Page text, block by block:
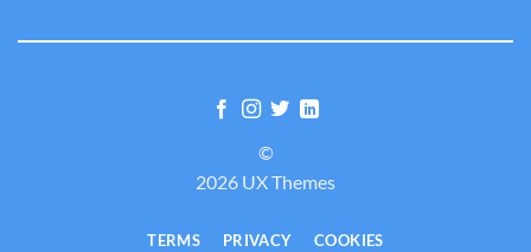
©
2026 UX Themes
TERMS PRIVACY COOKIES